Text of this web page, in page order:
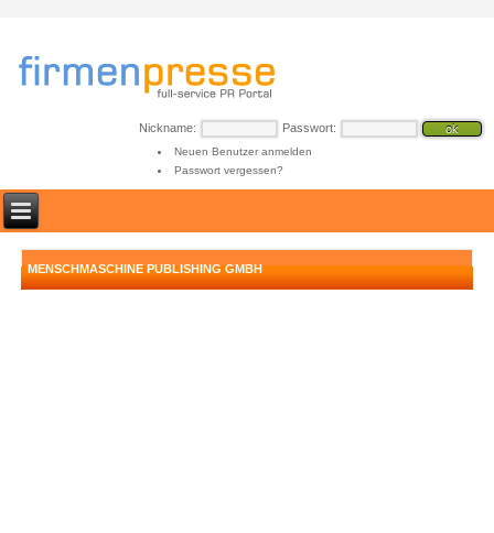
Nickname: Passwort:
Neuen Benutzer anmelden
Passwort vergessen?
MENSCHMASCHINE PUBLISHING GMBH